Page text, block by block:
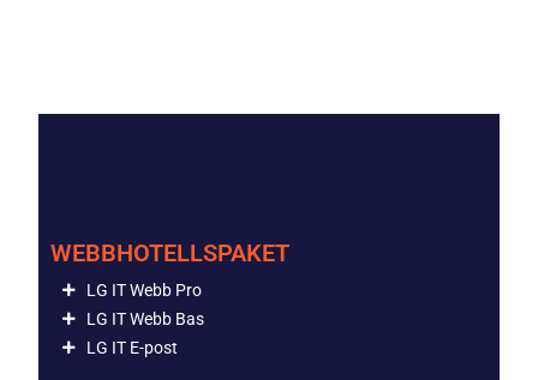
WEBBHOTELLSPAKET
LG IT Webb Pro
LG IT Webb Bas
LG IT E-post